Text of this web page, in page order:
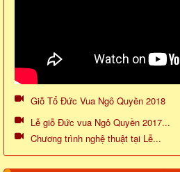
Giỗ Tổ Đức Vua Ngô Quyền 2018
Lễ giỗ Đức vua Ngô Quyền 2017...
Chương trình nghệ thuật tại Lễ...